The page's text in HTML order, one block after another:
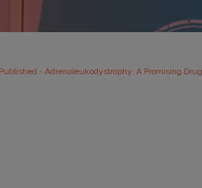
- Adrenoleukodystrophy: A Promising